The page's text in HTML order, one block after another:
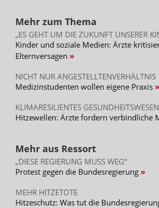
Mehr zum Thema
„ES GEHT UM DIE ZUKUNFT UNSERER
Kinder und soziale Medien: Ärzte
Elternversagen
NICHT NUR ANGESTELLTENVERHÄLTNIS
Medizinstudenten wollen eigene Praxis
KLIMARESILIENTES GESUNDHEITSWESEN
Hitzewellen: Ärzte fordern verbindliche
Mehr aus Ressort
„DIESE REGIERUNG MUSS WEG“
Protest gegen die Bundesregierung
MEHR HITZETOTE
Hitzeschutz: Was tut die